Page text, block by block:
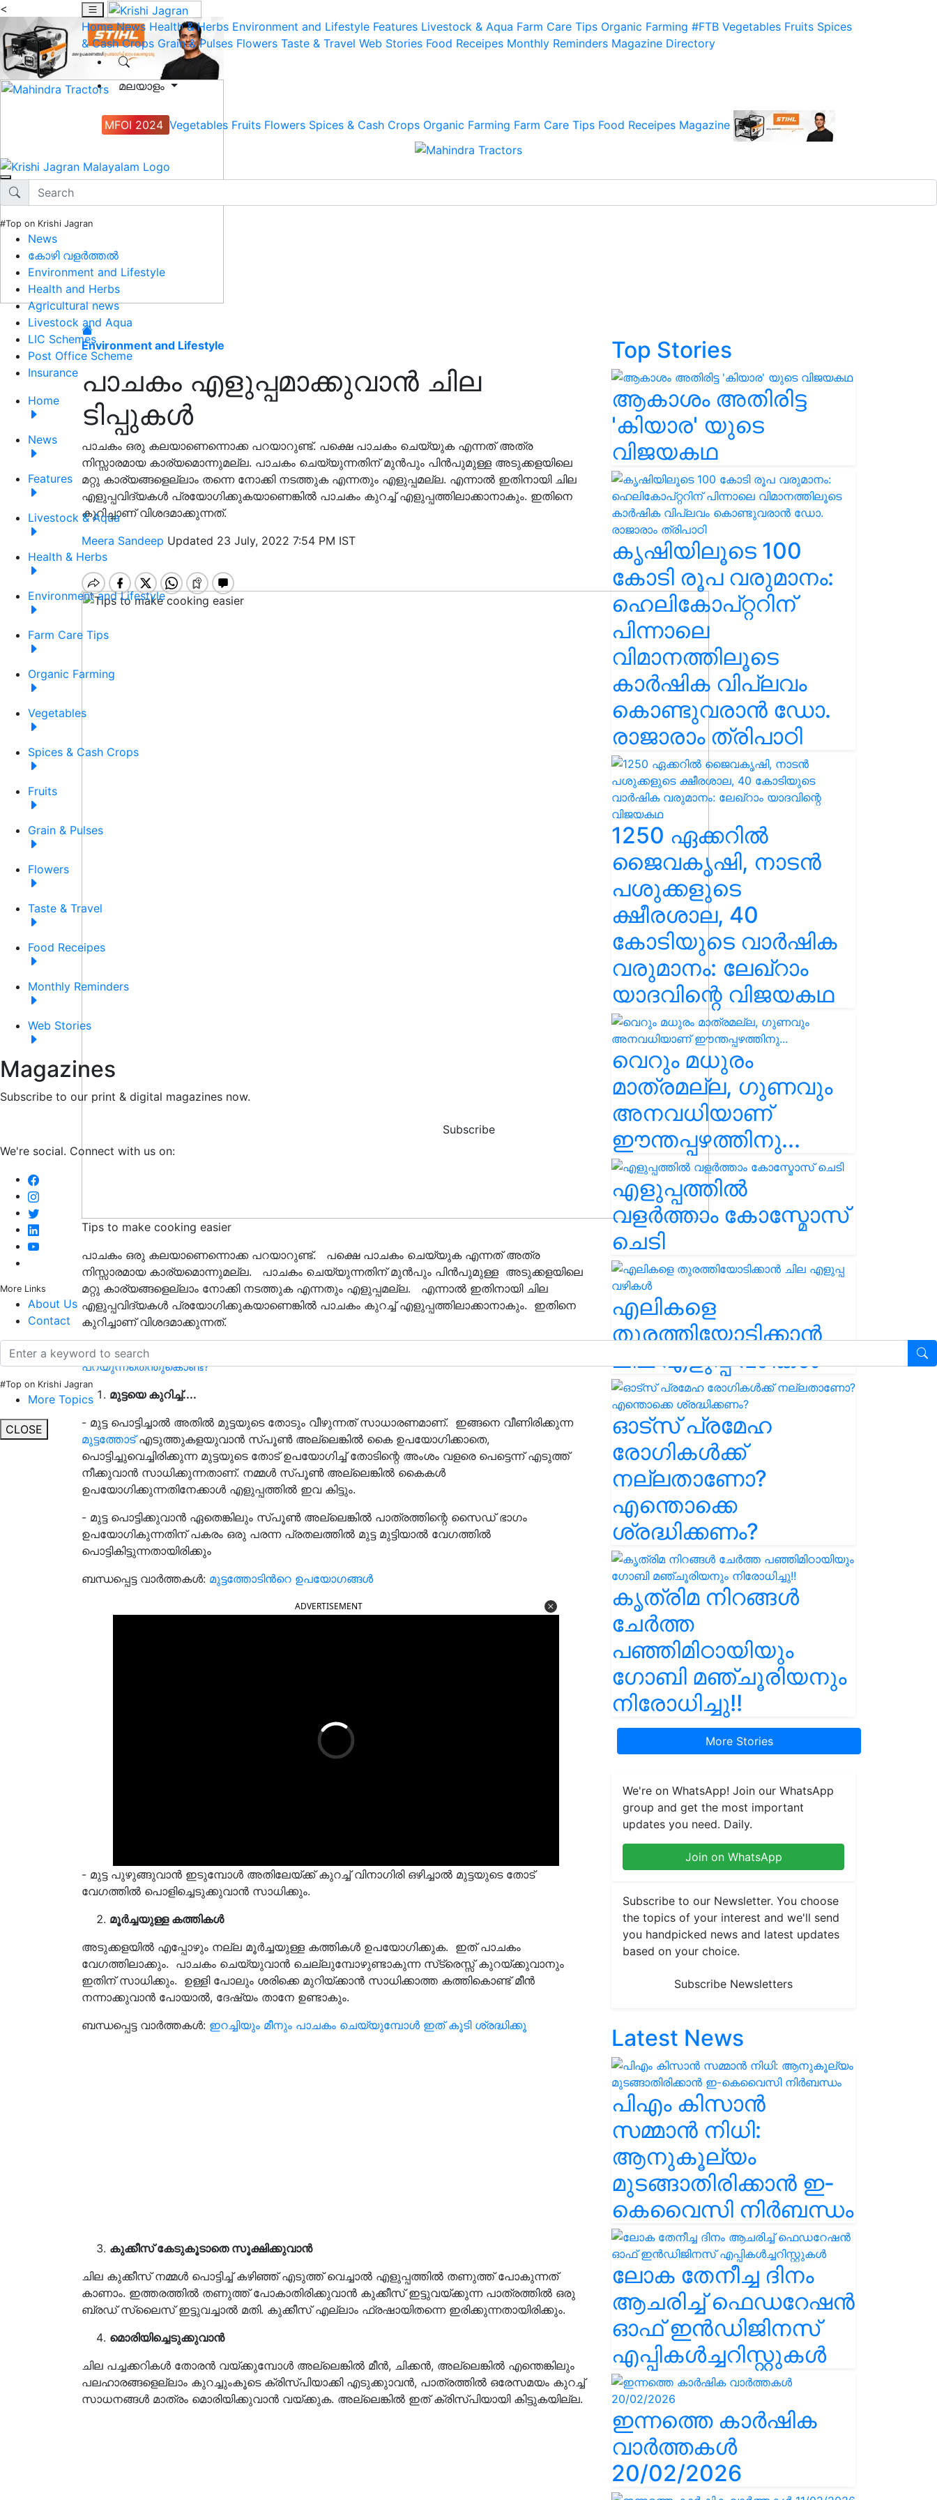
<
Home News Health & Herbs Environment and Lifestyle Features Livestock & Aqua Farm Care Tips Organic Farming #FTB Vegetables Fruits Spices
& Cash Crops Grain & Pulses Flowers Taste & Travel Web Stories Food Receipes Monthly Reminders Magazine Directory
മലയാളം
MFOI 2024 Vegetables Fruits Flowers Spices & Cash Crops Organic Farming Farm Care Tips Food Receipes Magazine
#Top on Krishi Jagran
News
കോഴി വളർത്തൽ
Environment and Lifestyle
Health and Herbs
Agricultural news
Livestock and Aqua
LIC Schemes
Post Office Scheme
Insurance
Home
News
Features
Livestock & Aqua
Health & Herbs
Environment and Lifestyle
Farm Care Tips
Organic Farming
Vegetables
Spices & Cash Crops
Fruits
Grain & Pulses
Flowers
Taste & Travel
Food Receipes
Monthly Reminders
Web Stories
Magazines
Subscribe to our print & digital magazines now.
Subscribe
We're social. Connect with us on:
More Links
About Us
Contact
#Top on Krishi Jagran
More Topics
CLOSE
Environment and Lifestyle
പാചകം എളുപ്പമാക്കുവാൻ ചില
ടിപ്പുകൾ
പാചകം ഒരു കലയാണെന്നൊക്ക പറയാറുണ്ട്. പക്ഷെ പാചകം ചെയ്യുക എന്നത് അത്ര
നിസ്സാരമായ കാര്യമൊന്നുമല്ല. പാചകം ചെയ്യുന്നതിന് മുൻപും പിൻപുമുള്ള അടുക്കളയിലെ
മറ്റു കാര്യങ്ങളെല്ലാം തന്നെ നോക്കി നടത്തുക എന്നതും എളുപ്പമല്ല. എന്നാൽ ഇതിനായി ചില
എളുപ്പവിദ്യകൾ പ്രയോഗിക്കുകയാണെങ്കിൽ പാചകം കുറച്ച് എളുപ്പത്തിലാക്കാനാകും. ഇതിനെ
കുറിച്ചാണ് വിശദമാക്കുന്നത്.
Meera Sandeep Updated 23 July, 2022 7:54 PM IST
Tips to make cooking easier
പാചകം ഒരു കലയാണെന്നൊക്ക പറയാറുണ്ട്. പക്ഷെ പാചകം ചെയ്യുക എന്നത് അത്ര
നിസ്സാരമായ കാര്യമൊന്നുമല്ല. പാചകം ചെയ്യുന്നതിന് മുൻപും പിൻപുമുള്ള അടുക്കളയിലെ
മറ്റു കാര്യങ്ങളെല്ലാം നോക്കി നടത്തുക എന്നതും എളുപ്പമല്ല. എന്നാൽ ഇതിനായി ചില
എളുപ്പവിദ്യകൾ പ്രയോഗിക്കുകയാണെങ്കിൽ പാചകം കുറച്ച് എളുപ്പത്തിലാക്കാനാകും. ഇതിനെ
കുറിച്ചാണ് വിശദമാക്കുന്നത്.
ബന്ധപ്പെട്ട വാർത്തകൾ:
പറയുന്നതെന്തുകൊണ്ട്?
മുട്ടയെ കുറിച്ച്....
- മുട്ട പൊട്ടിച്ചാല്‍ അതില്‍ മുട്ടയുടെ തോടും വീഴുന്നത് സാധാരണമാണ്. ഇങ്ങനെ വീണിരിക്കുന്ന
മുട്ടത്തോട്എടുത്തുകളയുവാന്‍ സ്പൂണ്‍ അല്ലെങ്കില്‍ കൈ ഉപയോഗിക്കാതെ,
പൊട്ടിച്ചുവെച്ചിരിക്കുന്ന മുട്ടയുടെ തോട് ഉപയോഗിച്ച് തോടിന്റെ അംശം വളരെ പെട്ടെന്ന് എടുത്ത്
നീക്കുവാന്‍ സാധിക്കുന്നതാണ്. നമ്മള്‍ സ്പൂണ്‍ അല്ലെങ്കില്‍ കൈകള്‍
ഉപയോഗിക്കുന്നതിനേക്കാള്‍ എളുപ്പത്തില്‍ ഇവ കിട്ടും.
- മുട്ട പൊട്ടിക്കുവാന്‍ ഏതെങ്കിലും സ്പൂണ്‍ അല്ലെങ്കില്‍ പാത്രത്തിന്റെ സൈഡ് ഭാഗം
ഉപയോഗികുന്നതിന് പകരം ഒരു പരന്ന പ്രതലത്തില്‍ മുട്ട മുട്ടിയാല്‍ വേഗത്തില്‍
പൊട്ടികിട്ടുന്നതായിരിക്കും
ബന്ധപ്പെട്ട വാർത്തകൾ: മുട്ടത്തോടിൻറെ ഉപയോഗങ്ങൾ
ADVERTISEMENT
- മുട്ട പുഴുങ്ങുവാന്‍ ഇടുമ്പോള്‍ അതിലേയ്ക്ക് കുറച്ച് വിനാഗിരി ഒഴിച്ചാല്‍ മുട്ടയുടെ തോട്
വേഗത്തില്‍ പൊളിച്ചെടുക്കുവാന്‍ സാധിക്കും.
മൂര്‍ച്ചയുള്ള കത്തികൾ
അടുക്കളയിൽ എപ്പോഴും നല്ല മൂര്‍ച്ചയുള്ള കത്തികൾ ഉപയോഗിക്കുക. ഇത് പാചകം
വേഗത്തിലാക്കും. പാചകം ചെയ്യുവാന്‍ ചെല്ലുമ്പോഴുണ്ടാകുന്ന സ്‌ട്രെസ്സ് കുറയ്ക്കുവാനും
ഇതിന് സാധിക്കും. ഉള്ളി പോലും ശരിക്കെ മുറിയ്ക്കാൻ സാധിക്കാത്ത കത്തികൊണ്ട് മീന്‍
നന്നാക്കുവാന്‍ പോയാൽ, ദേഷ്യം താനേ ഉണ്ടാകും.
ബന്ധപ്പെട്ട വാർത്തകൾ: ഇറച്ചിയും മീനും പാചകം ചെയ്യുമ്പോള്‍ ഇത് കൂടി ശ്രദ്ധിക്കൂ
കുക്കീസ് കേടുകൂടാതെ സൂക്ഷിക്കുവാന്‍
ചില കുക്കീസ് നമ്മള്‍ പൊട്ടിച്ച് കഴിഞ്ഞ് എടുത്ത് വെച്ചാൽ എളുപ്പത്തിൽ തണുത്ത് പോകുന്നത്
കാണാം. ഇത്തരത്തില്‍ തണുത്ത് പോകാതിരിക്കുവാന്‍ കുക്കീസ് ഇട്ടുവയ്ക്കുന്ന പാത്രത്തില്‍ ഒരു
ബ്രഡ് സ്ലൈസ് ഇട്ടുവച്ചാല്‍ മതി. കുക്കീസ് എല്ലാം ഫ്രഷായിതന്നെ ഇരിക്കുന്നതായിരിക്കും.
മൊരിയിച്ചെടുക്കുവാന്‍
ചില പച്ചക്കറികള്‍ തോരന്‍ വയ്ക്കുമ്പോള്‍ അല്ലെങ്കില്‍ മീന്‍, ചിക്കന്‍, അല്ലെങ്കില്‍ എന്തെങ്കിലും
പലഹാരങ്ങളെല്ലാം കുറച്ചുംകൂടെ ക്രിസ്പിയാക്കി എടുക്കുാവന്‍, പാത്രത്തില്‍ ഒരേസമയം കുറച്ച്
സാധനങ്ങള്‍ മാത്രം മൊരിയിക്കുവാന്‍ വയ്ക്കുക. അല്ലെങ്കില്‍ ഇത് ക്രിസ്പിയായി കിട്ടുകയില്ല.
Top Stories
ആകാശം അതിരിട്ട
'കിയാര' യുടെ
വിജയകഥ
കൃഷിയിലൂടെ 100
കോടി രൂപ വരുമാനം:
ഹെലികോപ്റ്ററിന്
പിന്നാലെ
വിമാനത്തിലൂടെ
കാർഷിക വിപ്ലവം
കൊണ്ടുവരാൻ ഡോ.
രാജാരാം ത്രിപാഠി
1250 ഏക്കറിൽ
ജൈവകൃഷി, നാടൻ
പശുക്കളുടെ
ക്ഷീരശാല, 40
കോടിയുടെ വാർഷിക
വരുമാനം: ലേഖ്‌റാം
യാദവിന്റെ വിജയകഥ
വെറും മധുരം
മാത്രമല്ല, ഗുണവും
അനവധിയാണ്
ഈന്തപ്പഴത്തിനു...
എളുപ്പത്തിൽ
വളർത്താം കോസ്മോസ്
ചെടി
എലികളെ
തുരത്തിയോടിക്കാൻ
ചില എളുപ്പ വഴികൾ
ഓട്സ് പ്രമേഹ
രോഗികൾക്ക്
നല്ലതാണോ?
എന്തൊക്കെ
ശ്രദ്ധിക്കണം?
കൃത്രിമ നിറങ്ങൾ
ചേർത്ത
പഞ്ഞിമിഠായിയും
ഗോബി മഞ്ചൂരിയനും
നിരോധിച്ചു!!
More Stories
We're on WhatsApp! Join our WhatsApp
group and get the most important
updates you need. Daily.
Join on WhatsApp
Subscribe to our Newsletter. You choose
the topics of your interest and we'll send
you handpicked news and latest updates
based on your choice.
Subscribe Newsletters
Latest News
പിഎം കിസാൻ
സമ്മാൻ നിധി:
ആനുകൂല്യം
മുടങ്ങാതിരിക്കാൻ ഇ-
കെവൈസി നിർബന്ധം
ലോക തേനീച്ച ദിനം
ആചരിച്ച് ഫെഡറേഷൻ
ഓഫ് ഇൻഡിജിനസ്
എപ്പികൾച്ചറിസ്റ്റുകൾ
ഇന്നത്തെ കാർഷിക
വാർത്തകൾ
20/02/2026